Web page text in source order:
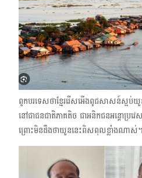
ពួកបរទេសថាខ្មែររើសអើងពូជសាសន៍ស្
នៅជាជនជាតិភាគតិច ​ជាអនិកជនអន្តោប្រវ
ព្រោះមិនដឹងថាយួននេះពិសពុលខ្លាំងណាស់។